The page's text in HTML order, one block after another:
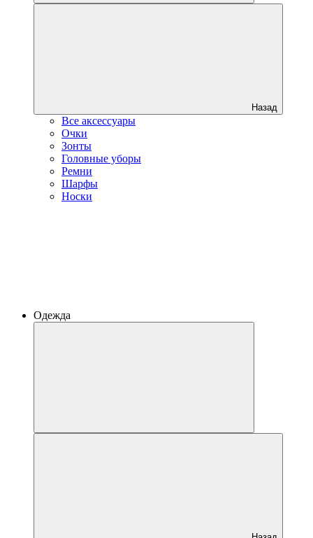
Назад
Все аксессуары
Очки
Зонты
Головные уборы
Ремни
Шарфы
Носки
Одежда